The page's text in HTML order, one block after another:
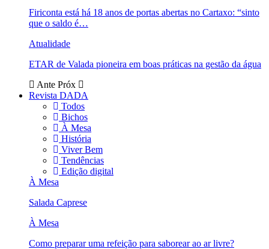
Firiconta está há 18 anos de portas abertas no Cartaxo: “sinto
que o saldo é…
Atualidade
ETAR de Valada pioneira em boas práticas na gestão da água
Ante Próx
Revista DADA
Todos
Bichos
À Mesa
História
Viver Bem
Tendências
Edição digital
À Mesa
Salada Caprese
À Mesa
Como preparar uma refeição para saborear ao ar livre?